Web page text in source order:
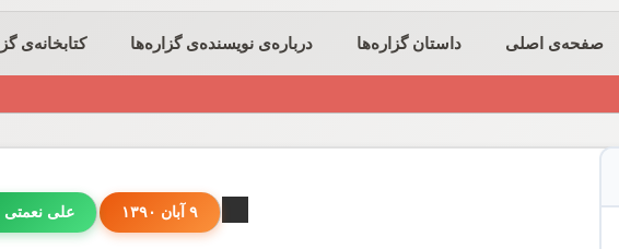
صفحه‌ی اصلی داستان گزاره‌ها درباره‌ی نویسنده‌ی گزاره‌ها کتابخانه‌ی
۹ آبان ۱۳۹۰ علی